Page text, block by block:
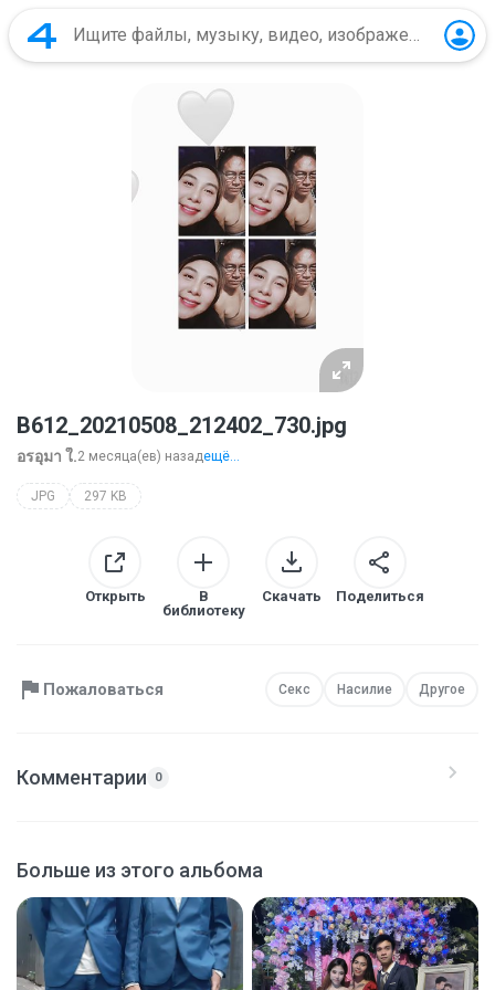
B612_20210508_212402_730.jpg
อรอุมา ใ.2 месяца(ев) назадещё...
JPG 297 KB
Открыть
В
библиотеку
Скачать Поделиться
Пожаловаться Секс Насилие Другое
Комментарии 0
Больше из этого альбома